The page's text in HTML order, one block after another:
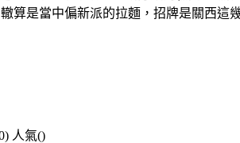
算是當中偏新派的拉麵，招牌是關西這
人氣()